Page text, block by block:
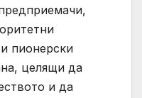
пионерски
целящи да
и да